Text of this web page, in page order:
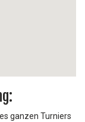
ganzen Turniers